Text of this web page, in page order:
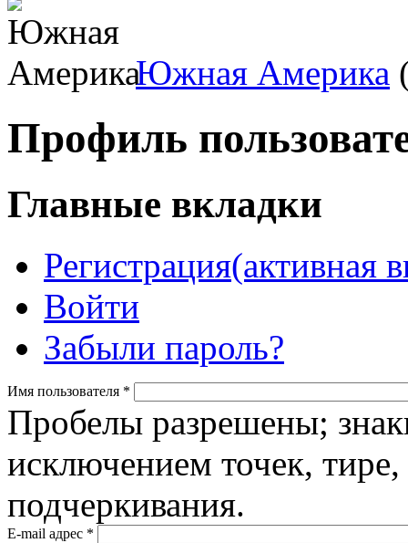
Южная Америка
Профиль
Главные вкладки
Регистрация(активная
Войти
Забыли пароль?
Имя пользователя *
Пробелы разрешены;
исключением точек,
подчеркивания.
E-mail адрес *